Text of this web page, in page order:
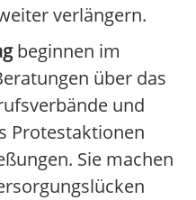
verlängern.
beginnen im
über das
und
Protestaktionen
Sie machen